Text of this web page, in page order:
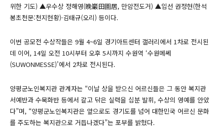
위한 기도) ▲우수상 정해영(晩巖田圖居, 만암전도거) ▲입선 권정현(한석
봉초천문:천지현황)·김태규(오리) 등이다.
이번 공모전 수상작들은 9월 4~6일 경기아트센터 갤러리에서 1차로 전시된
데 이어, 14일 오전 10시부터 오후 5시까지 수원역 ‘수원메쎄
(SUWONMESSE)’에서 2차로 전시된다.
양평군노인복지관 관계자는 “이날 상을 받으신 어르신들은 그 동안 복지관
서예반과 수묵화반 등에서 갈고 닦은 실력을 십분 발휘, 수상의 영예를 안았
다”며, “양평군노인복지관은 앞으로도 경기도를 넘어 대한민국 어르신 문화
를 주도하는 복지관으로 거듭나겠다”는 포부를 밝혔다.